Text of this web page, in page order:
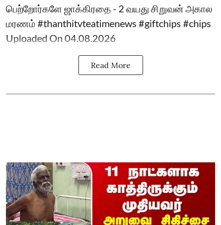
பெற்றோர்களே ஜாக்கிரதை - 2 வயது சிறுவன் அகால
மரணம் #thanthitvteatimenews #giftchips #chips
Uploaded On 04.08.2026
Read More